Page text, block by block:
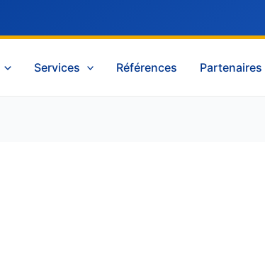
Services Références Partenaires